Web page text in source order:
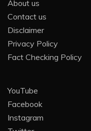
About us
Contact us
Disclaimer
Privacy Policy
Fact Checking Policy
YouTube
Facebook
Instagram